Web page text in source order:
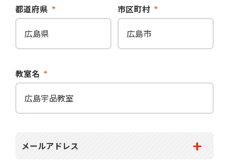
都道府県 市区町村
教室名
メールアドレス